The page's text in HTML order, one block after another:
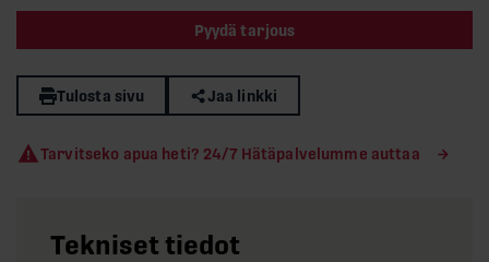
Pyydä tarjous
Tulosta sivu Jaa linkki
Tarvitseko apua heti? 24/7 Hätäpalvelumme auttaa
Tekniset tiedot